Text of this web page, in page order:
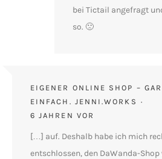
bei Tictail angefragt
so. 🙁
EIGENER ONLINE SHOP –
EINFACH. JENNI.WORKS
6 JAHREN VOR
[…] auf. Deshalb habe ich mich
entschlossen, den DaWanda-Shop